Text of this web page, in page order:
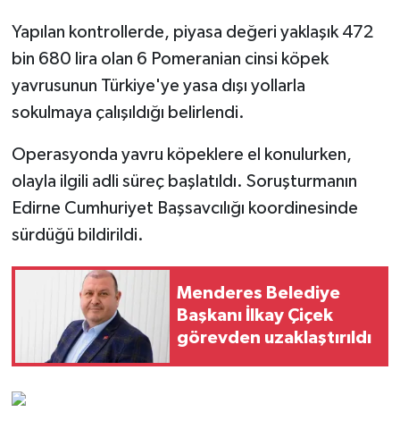
Yapılan kontrollerde, piyasa değeri yaklaşık 472
bin 680 lira olan 6 Pomeranian cinsi köpek
yavrusunun Türkiye'ye yasa dışı yollarla
sokulmaya çalışıldığı belirlendi.
Operasyonda yavru köpeklere el konulurken,
olayla ilgili adli süreç başlatıldı. Soruşturmanın
Edirne Cumhuriyet Başsavcılığı koordinesinde
sürdüğü bildirildi.
Menderes Belediye
Başkanı İlkay Çiçek
görevden uzaklaştırıldı